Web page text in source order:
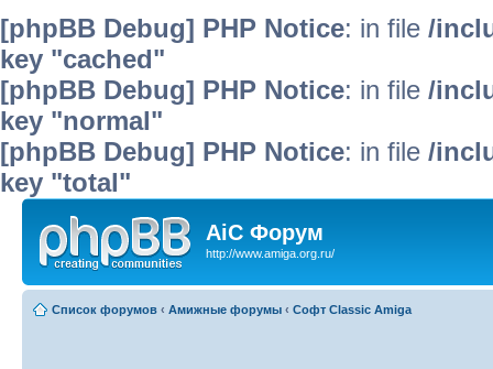
[phpBB Debug] PHP Notice: in file /
key "cached"
[phpBB Debug] PHP Notice: in file /
key "normal"
[phpBB Debug] PHP Notice: in file /
key "total"
AiC Форум
http://www.amiga.org.ru/
Список форумов ‹ Амижные форумы ‹ Софт Classic Amiga